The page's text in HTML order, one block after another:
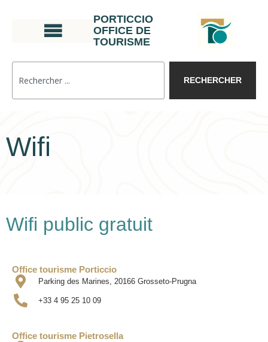
PORTICCIO
OFFICE DE
TOURISME
RECHERCHER
Wifi
Wifi public gratuit
Office tourisme Porticcio
Parking des Marines, 20166 Grosseto-Prugna
+33 4 95 25 10 09
Office tourisme Pietrosella